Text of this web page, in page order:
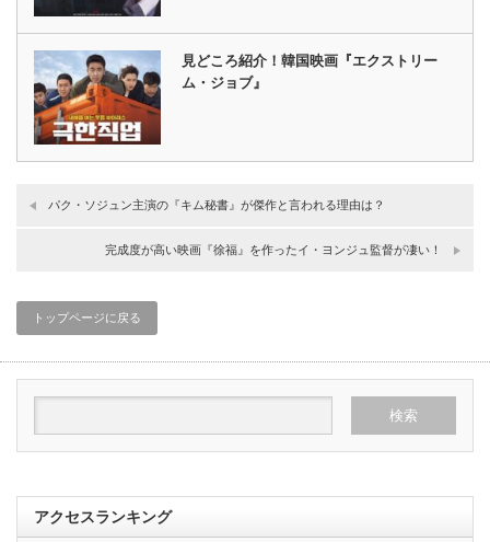
見どころ紹介！韓国映画『エクストリー
ム・ジョブ』
パク・ソジュン主演の『キム秘書』が傑作と言われる理由は？
完成度が高い映画『徐福』を作ったイ・ヨンジュ監督が凄い！
トップページに戻る
アクセスランキング